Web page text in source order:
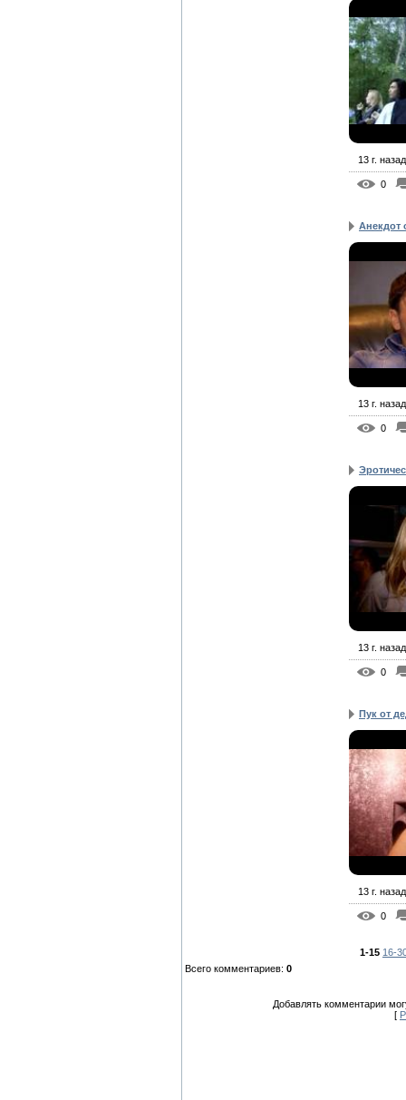
13 г. назад
0
Анекдот
13 г. назад
0
13 г. назад
0
Пук от
13 г. назад
0
1-15 16-
Всего комментариев: 0
Добавлять комментарии
[